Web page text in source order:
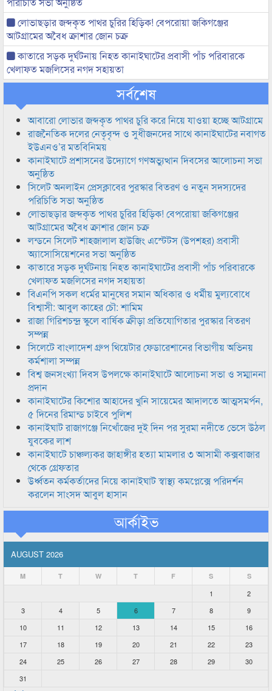
লোভাছড়ার জব্দকৃত পাথর চুরির হিড়িক! বেপরোয়া জকিগঞ্জের
আটগ্রামের অবৈধ ক্রাশার জোন চক্র
কাতারে সড়ক দুর্ঘটনায় নিহত কানাইঘাটের প্রবাসী পাঁচ পরিবারকে
খেলাফত মজলিসের নগদ সহায়তা
সর্বশেষ
আবারো লোভার জব্দকৃত পাথর চুরি করে নিয়ে যাওয়া হচ্ছে আটগ্রামে
রাজনৈতিক দলের নেতৃবৃন্দ ও সুধীজনদের সাথে কানাইঘাটের নবাগত
ইউএনও’র মতবিনিময়
কানাইঘাটে প্রশাসনের উদ্যোগে গণঅভ্যুত্থান দিবসের আলোচনা সভা
অনুষ্ঠিত
সিলেট অনলাইন প্রেসক্লাবের পুরস্কার বিতরণ ও নতুন সদস্যদের
পরিচিতি সভা অনুষ্ঠিত
লোভাছড়ার জব্দকৃত পাথর চুরির হিড়িক! বেপরোয়া জকিগঞ্জের
আটগ্রামের অবৈধ ক্রাশার জোন চক্র
লন্ডনে সিলেট শাহজালাল হাউজিং এস্টেটস (উপশহর) প্রবাসী
অ্যাসোসিয়েশনের সভা অনুষ্ঠিত
কাতারে সড়ক দুর্ঘটনায় নিহত কানাইঘাটের প্রবাসী পাঁচ পরিবারকে
খেলাফত মজলিসের নগদ সহায়তা
বিএনপি সকল ধর্মের মানুষের সমান অধিকার ও ধর্মীয় মুল্যবোধে
বিশ্বাসী: আবুল কাহের চৌ: শামিম
রাজা গিরিশচন্দ্র স্কুলে বার্ষিক ক্রীড়া প্রতিযোগিতার পুরস্কার বিতরণ
সম্পন্ন
সিলেটে বাংলাদেশ গ্রুপ থিয়েটার ফেডারেশানের বিভাগীয় অভিনয়
কর্মশালা সম্পন্ন
বিশ্ব জনসংখ্যা দিবস উপলক্ষে কানাইঘাটে আলোচনা সভা ও সম্মাননা
প্রদান
কানাইঘাটের কিশোর আহাদের খুনি সায়েমের আদালতে আত্মসমর্পন,
৫ দিনের রিমান্ড চাইবে পুলিশ
কানাইঘাট রাজাগঞ্জে নিখোঁজের দুই দিন পর সুরমা নদীতে ভেসে উঠল
যুবকের লাশ
কানাইঘাটে চাঞ্চল্যকর জাহাঙ্গীর হত্যা মামলার ৩ আসামী কক্সবাজার
থেকে গ্রেফতার
উর্ধ্বতন কর্মকর্তাদের নিয়ে কানাইঘাট স্বাস্থ্য কমপ্লেক্সে পরিদর্শন
করলেন সাংসদ আবুল হাসান
আর্কাইভ
AUGUST 2026
M T W T F S S
1
2
3
4 5 6 7 8
9
10
11 12 13 14 15
16
17
18 19 20 21 22
23
24
25 26 27 28 29
30
31